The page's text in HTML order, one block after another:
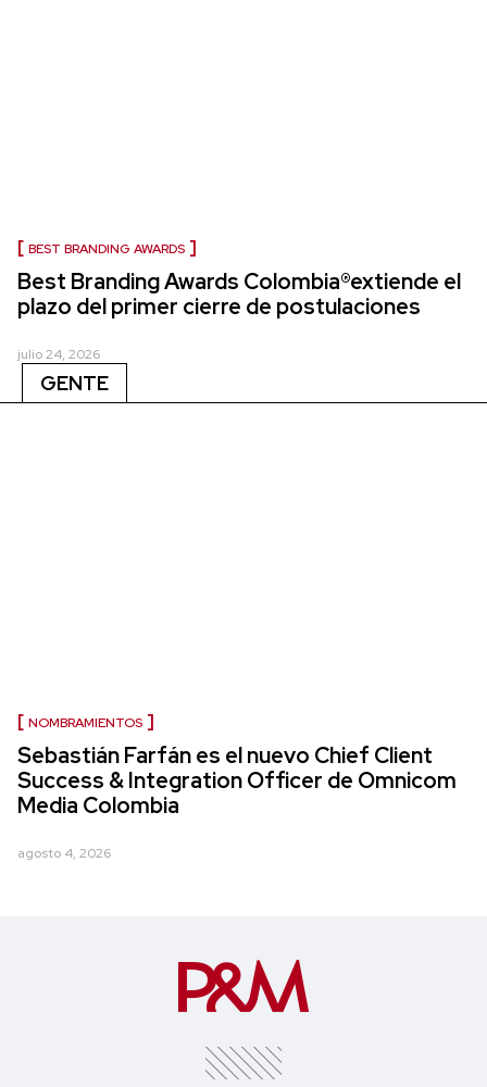
BEST BRANDING AWARDS
Best Branding Awards Colombia®extiende el
plazo del primer cierre de postulaciones
julio 24, 2026
GENTE
NOMBRAMIENTOS
Sebastián Farfán es el nuevo Chief Client
Success & Integration Officer de Omnicom
Media Colombia
agosto 4, 2026